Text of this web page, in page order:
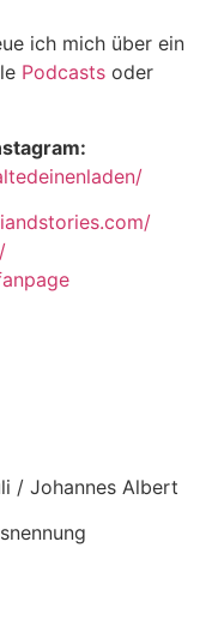
ich mich über ein
Podcasts oder
/ Johannes Albert